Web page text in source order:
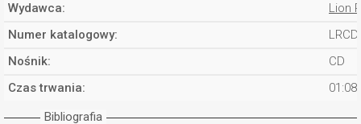
Wydawca:
Lion
Numer katalogowy:
Nośnik:
CD
Czas trwania:
Bibliografia